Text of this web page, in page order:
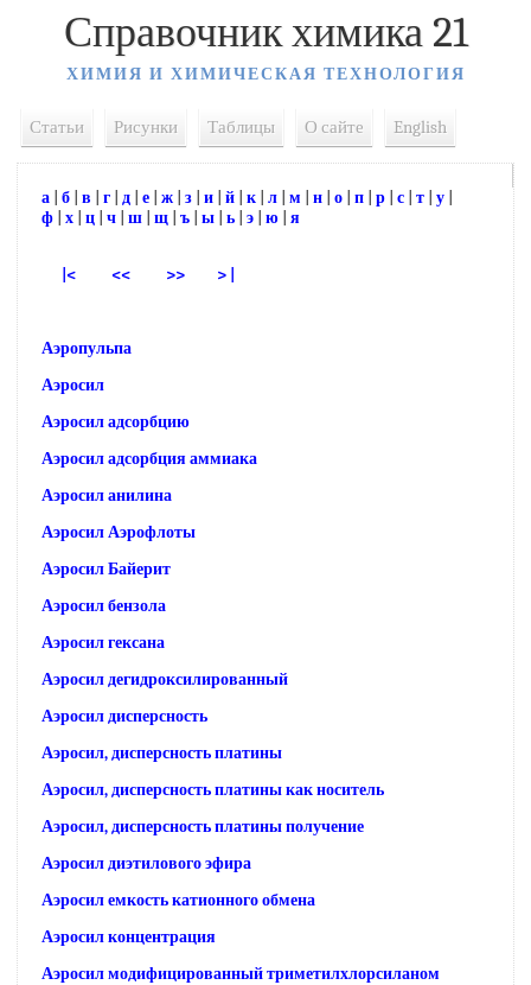
Справочник химика 21
ХИМИЯ И ХИМИЧЕСКАЯ ТЕХНОЛОГИЯ
Статьи Рисунки Таблицы О сайте English
а б в г д е ж з и й к л м н о п р с т у
ф х ц ч ш щ ъ ы ь э ю я
|< << >> > |
Аэропульпа
Аэросил
Аэросил адсорбцию
Аэросил адсорбция аммиака
Аэросил анилина
Аэросил Аэрофлоты
Аэросил Байерит
Аэросил бензола
Аэросил гексана
Аэросил дегидроксилированный
Аэросил дисперсность
Аэросил, дисперсность платины
Аэросил, дисперсность платины как носитель
Аэросил, дисперсность платины получение
Аэросил диэтилового эфира
Аэросил емкость катионного обмена
Аэросил концентрация
Аэросил модифицированный триметилхлорсиланом